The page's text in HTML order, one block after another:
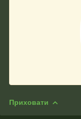
Приховати